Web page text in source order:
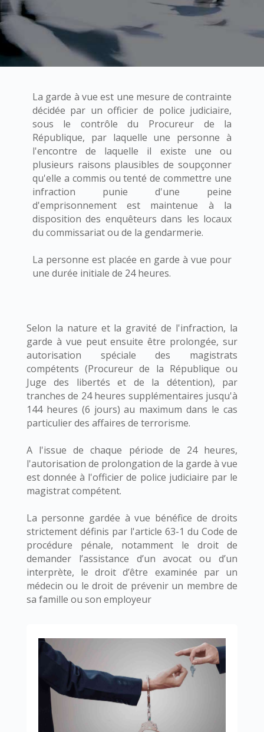
La garde à vue est une mesure de contrainte
décidée par un officier de police judiciaire,
sous le contrôle du Procureur de la
République, par laquelle une personne à
l'encontre de laquelle il existe une ou
plusieurs raisons plausibles de soupçonner
qu'elle a commis ou tenté de commettre une
infraction punie d'une peine
d'emprisonnement est maintenue à la
disposition des enquêteurs dans les locaux
du commissariat ou de la gendarmerie.
La personne est placée en garde à vue pour
une durée initiale de 24 heures.
Selon la nature et la gravité de l'infraction, la
garde à vue peut ensuite être prolongée, sur
autorisation spéciale des magistrats
compétents (Procureur de la République ou
Juge des libertés et de la détention), par
tranches de 24 heures supplémentaires jusqu'à
144 heures (6 jours) au maximum dans le cas
particulier des affaires de terrorisme.
A l'issue de chaque période de 24 heures,
l'autorisation de prolongation de la garde à vue
est donnée à l'officier de police judiciaire par le
magistrat compétent.
La personne gardée à vue bénéfice de droits
strictement définis par l'article 63-1 du Code de
procédure pénale, notamment le droit de
demander l’assistance d’un avocat ou d’un
interprète, le droit d’être examinée par un
médecin ou le droit de prévenir un membre de
sa famille ou son employeur